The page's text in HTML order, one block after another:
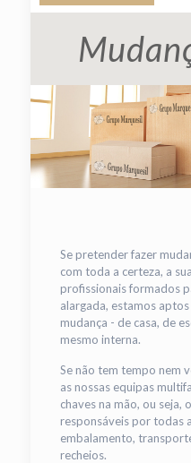
Se pretender fazer
com toda a certeza, a
profissionais formados
alargada, estamos
mudança - de casa, de
mesmo interna.
Se não tem tempo nem
as nossas equipas
chaves na mão, ou seja,
responsáveis por todas
embalamento,
recheios.